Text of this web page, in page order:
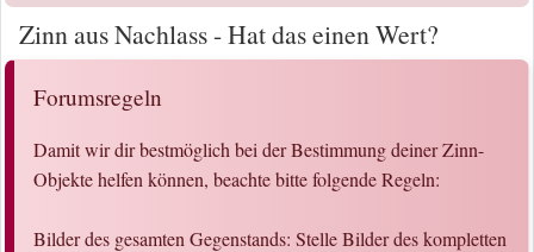
Zinn aus Nachlass - Hat das einen Wert?
Forumsregeln
Damit wir dir bestmöglich bei der Bestimmung deiner Zinn-
Objekte helfen können, beachte bitte folgende Regeln:
Bilder des gesamten Gegenstands: Stelle Bilder des kompletten